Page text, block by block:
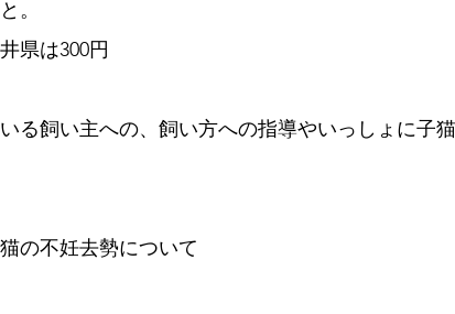
。
県は300円
る飼い主への、飼い方への指導やいっしょに子
の不妊去勢について